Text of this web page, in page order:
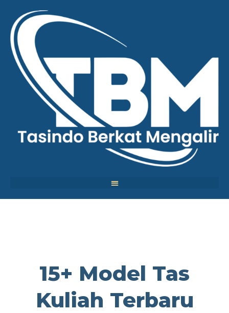
15+ Model Tas
Kuliah Terbaru